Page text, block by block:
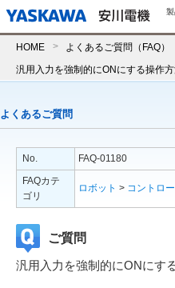
HOME よくあるご質問（FAQ）
汎用入力を強制的にONにする操作方
よくあるご質問
No.
FAQ-01180
FAQカテ
ゴリ
ロボット > コントロ
ご質問
汎用入力を強制的にONにす